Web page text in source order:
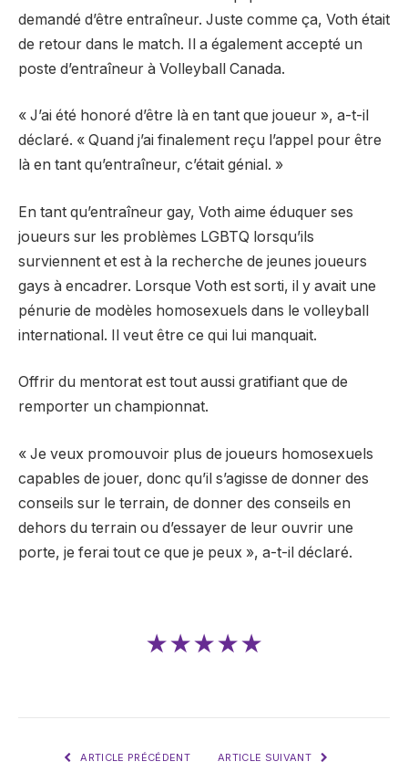
demandé d’être entraîneur. Juste comme ça, Voth était
de retour dans le match. Il a également accepté un
poste d’entraîneur à Volleyball Canada.
« J’ai été honoré d’être là en tant que joueur », a-t-il
déclaré. « Quand j’ai finalement reçu l’appel pour être
là en tant qu’entraîneur, c’était génial. »
En tant qu’entraîneur gay, Voth aime éduquer ses
joueurs sur les problèmes LGBTQ lorsqu’ils
surviennent et est à la recherche de jeunes joueurs
gays à encadrer. Lorsque Voth est sorti, il y avait une
pénurie de modèles homosexuels dans le volleyball
international. Il veut être ce qui lui manquait.
Offrir du mentorat est tout aussi gratifiant que de
remporter un championnat.
« Je veux promouvoir plus de joueurs homosexuels
capables de jouer, donc qu’il s’agisse de donner des
conseils sur le terrain, de donner des conseils en
dehors du terrain ou d’essayer de leur ouvrir une
porte, je ferai tout ce que je peux », a-t-il déclaré.
★★★★★
ARTICLE PRÉCÉDENT ARTICLE SUIVANT